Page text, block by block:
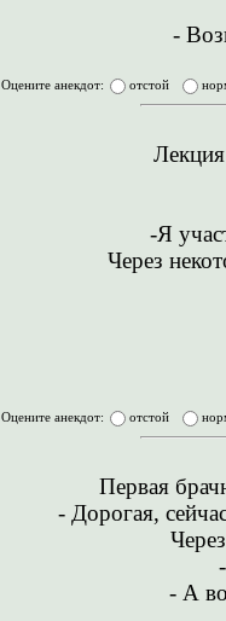
-
Оцените анекдот: отстой
-Я
Через
Оцените анекдот: отстой
Первая
- Дорогая,
- А